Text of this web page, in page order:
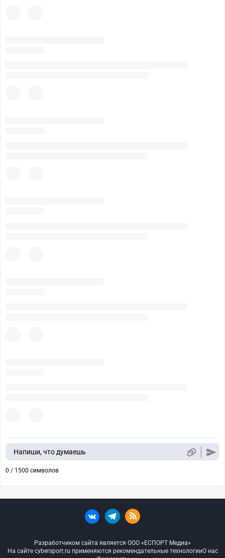
Напиши, что думаешь
0 / 1500 символов
Разработчиком сайта является ООО «ЕСПОРТ Медиа»
На сайте cybersport.ru применяются рекомендательные технологииО нас